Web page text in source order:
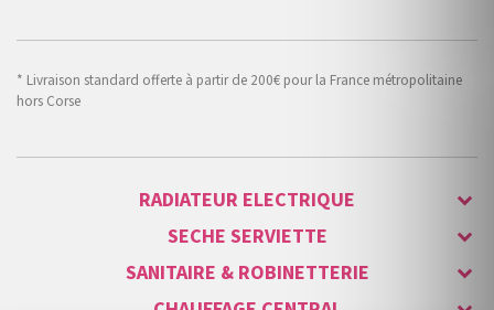
* Livraison standard offerte à partir de 200€ pour la France métropolitaine
hors Corse
RADIATEUR ELECTRIQUE
SECHE SERVIETTE
SANITAIRE & ROBINETTERIE